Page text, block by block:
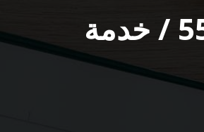
رقم هاتف بي ان سبورت العارضية الصناعية / 55277077 / خدمة